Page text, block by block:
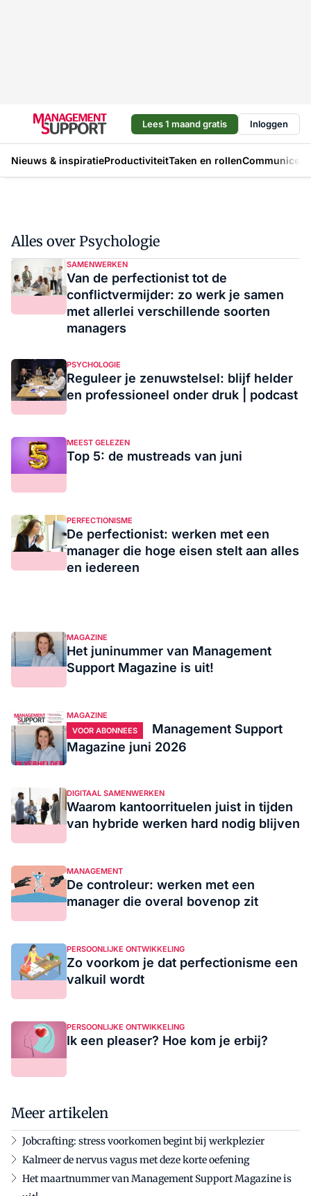
Lees 1 maand gratis Inloggen
Nieuws & inspiratieProductiviteitTaken en rollen
Alles over Psychologie
SAMENWERKEN
Van de perfectionist tot de
conflictvermijder: zo werk je samen
met allerlei verschillende soorten
managers
PSYCHOLOGIE
Reguleer je zenuwstelsel: blijf helder
en professioneel onder druk | podcast
MEEST GELEZEN
Top 5: de mustreads van juni
PERFECTIONISME
De perfectionist: werken met een
manager die hoge eisen stelt aan alles
en iedereen
MAGAZINE
Het juninummer van Management
Support Magazine is uit!
MAGAZINE
VOOR ABONNEES
Management Support
Magazine juni 2026
DIGITAAL SAMENWERKEN
Waarom kantoorrituelen juist in tijden
van hybride werken hard nodig blijven
MANAGEMENT
De controleur: werken met een
manager die overal bovenop zit
PERSOONLIJKE ONTWIKKELING
Zo voorkom je dat perfectionisme een
valkuil wordt
PERSOONLIJKE ONTWIKKELING
Ik een pleaser? Hoe kom je erbij?
Meer artikelen
Jobcrafting: stress voorkomen begint bij werkplezier
Kalmeer de nervus vagus met deze korte oefening
Het maartnummer van Management Support Magazine is